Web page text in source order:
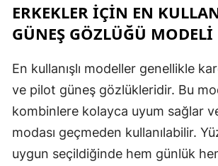
ERKEKLER IÇIN EN
GÜNEŞ GÖZLÜĞÜ
En kullanışlı modeller genellikle
ve pilot güneş gözlükleridir. Bu
kombinlere kolayca uyum sağlar
modası geçmeden kullanılabilir.
uygun seçildiğinde hem günlük